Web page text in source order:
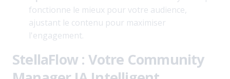
fonctionne le mieux pour votre audience,
ajustant le contenu pour maximiser
l'engagement.
StellaFlow : Votre Community